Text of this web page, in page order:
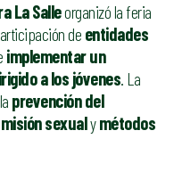
La Salleorganizó la feria
de entidades
implementar un
a los jóvenes. La
prevención del
sexualymétodos